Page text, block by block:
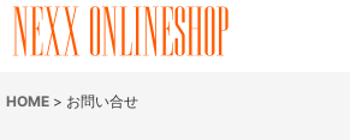
HOME > お問い合せ